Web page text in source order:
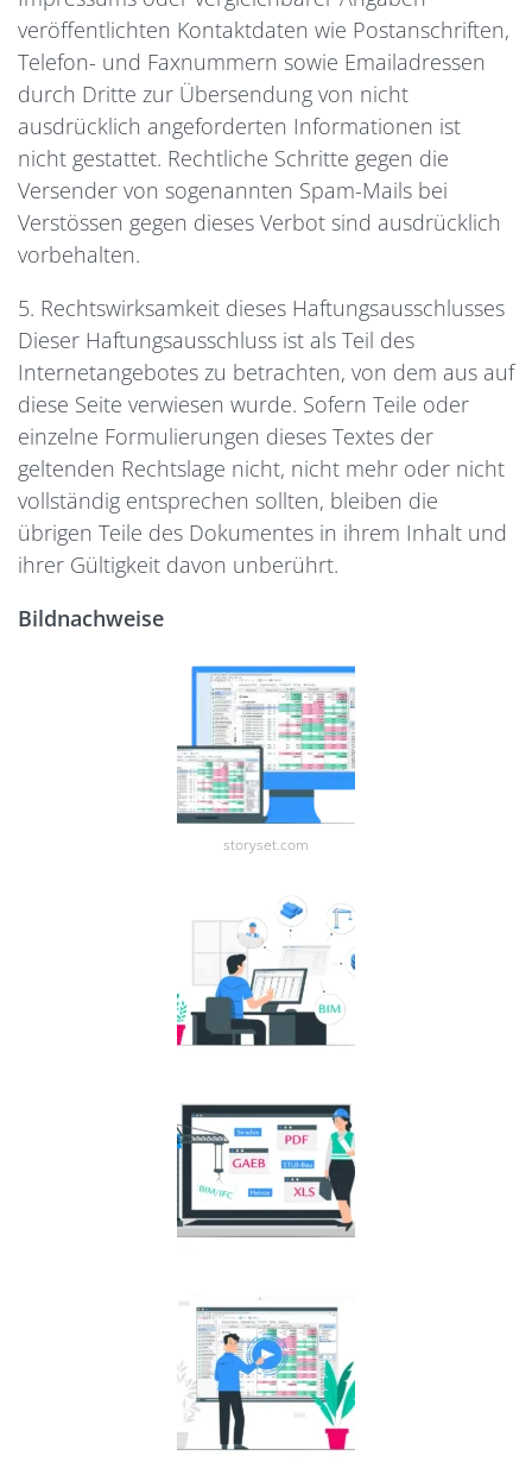
veröffentlichten Kontaktdaten wie Postanschriften,
Telefon- und Faxnummern sowie Emailadressen
durch Dritte zur Übersendung von nicht
ausdrücklich angeforderten Informationen ist
nicht gestattet. Rechtliche Schritte gegen die
Versender von sogenannten Spam-Mails bei
Verstössen gegen dieses Verbot sind ausdrücklich
vorbehalten.
5. Rechtswirksamkeit dieses Haftungsausschlusses
Dieser Haftungsausschluss ist als Teil des
Internetangebotes zu betrachten, von dem aus auf
diese Seite verwiesen wurde. Sofern Teile oder
einzelne Formulierungen dieses Textes der
geltenden Rechtslage nicht, nicht mehr oder nicht
vollständig entsprechen sollten, bleiben die
übrigen Teile des Dokumentes in ihrem Inhalt und
ihrer Gültigkeit davon unberührt.
Bildnachweise
storyset.com